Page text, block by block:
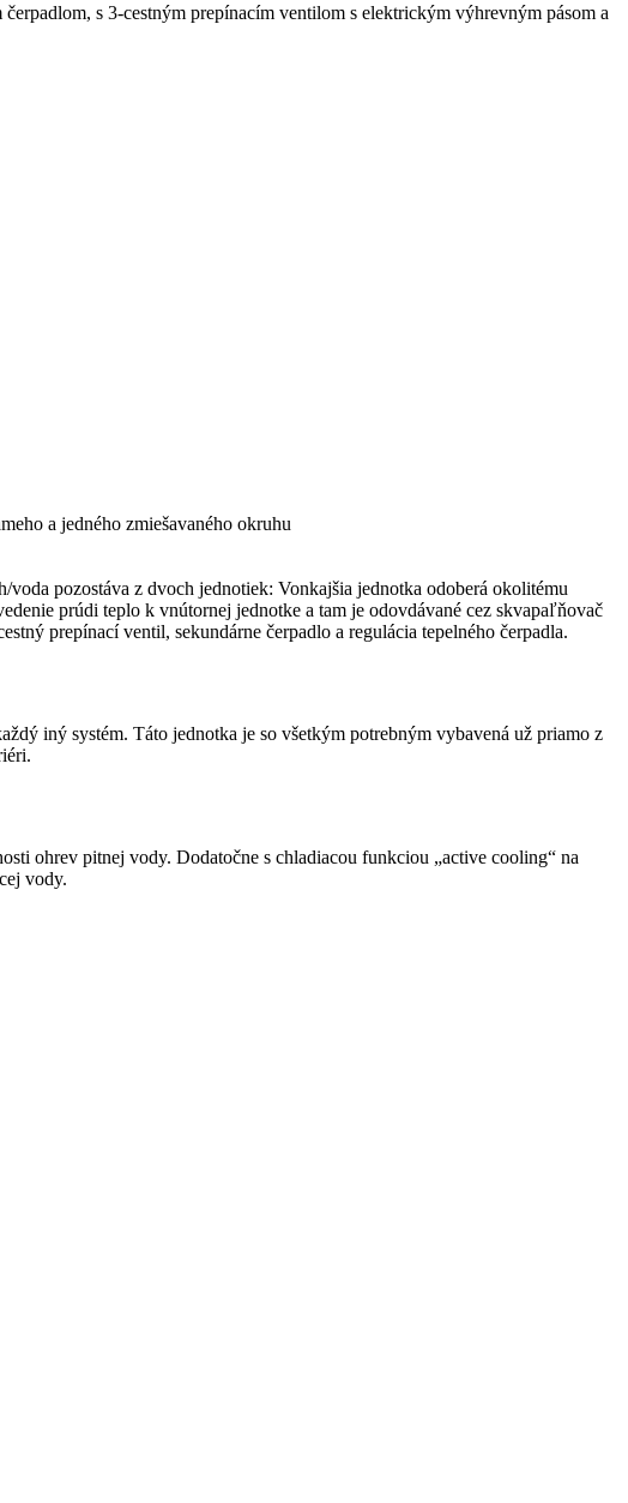
s 3-cestným prepínacím ventilom s elektrickým výhrevným pásom a
a jedného zmiešavaného okruhu
pozostáva z dvoch jednotiek: Vonkajšia jednotka odoberá okolitému
prúdi teplo k vnútornej jednotke a tam je odovdávané cez skvapaľňovač
prepínací ventil, sekundárne čerpadlo a regulácia tepelného čerpadla.
iný systém. Táto jednotka je so všetkým potrebným vybavená už priamo z
ohrev pitnej vody. Dodatočne s chladiacou funkciou „active cooling“ na
vody.